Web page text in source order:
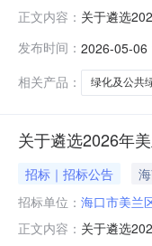
正文内容： 关于遴选
下：一、项
档等全过程
发布时间： 2026-05-06
相关产品：
绿化及公共
关于遴选2026年
招标｜招标公告
招标单位： 海口市美兰
正文内容： 关于遴选